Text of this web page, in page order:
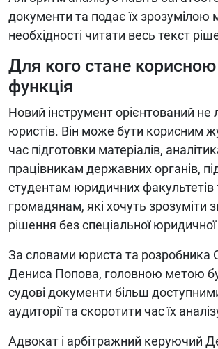
документи та подає їх зрозумілою
необхідності читати весь текст
Для кого стане
функція
Новий інструмент орієнтований не
юристів. Він може бути корисним
час підготовки матеріалів,
працівникам державних органів,
студентам юридичних
громадянам, які хочуть зрозуміти
рішення без спеціальної
За словами юриста та розробника
Дениса Попова, головною метою
судові документи більш
аудиторії та скоротити час їх
Адвокат і арбітражний керуючий